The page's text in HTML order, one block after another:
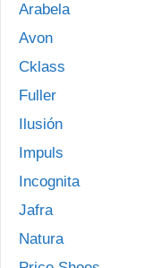
Arabela
Avon
Cklass
Fuller
Ilusión
Impuls
Incognita
Jafra
Natura